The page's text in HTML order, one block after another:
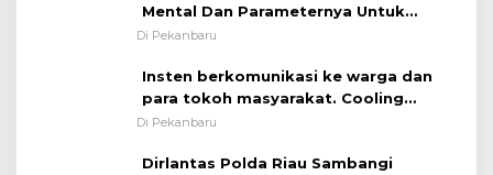
Mental Dan Parameternya Untuk
Melaksanakan ✈
Di Pekanbaru
Insten berkomunikasi ke warga dan
para tokoh masyarakat. Cooling
System OMP LK ²024 Polsek Rumbai,
Pentingnya Memelihara dan Menjaga
Di Pekanbaru
Dirlantas Polda Riau Sambangi